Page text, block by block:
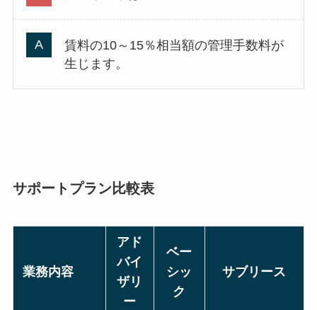
賃料の10～15％相当額の管理手数料が
生じます。
サポートプラン比較表
業務内容
アド
バイ
ザリ
ー
ベー
シッ
ク
サブリース